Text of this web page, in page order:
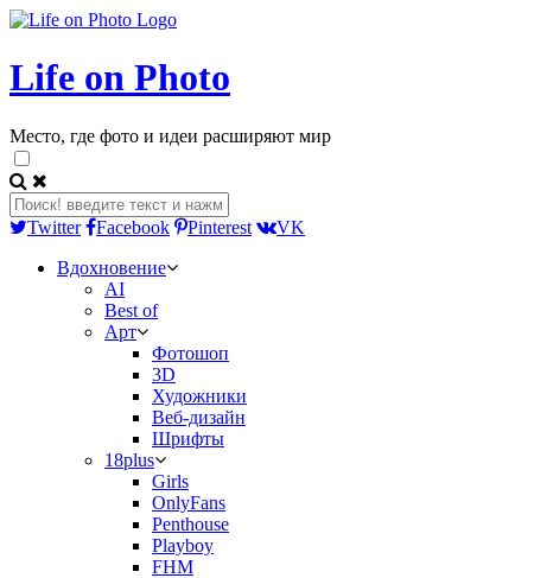
Life on Photo
Место, где фото и идеи расширяют мир
Twitter Facebook Pinterest
VK
Вдохновение
AI
Best of
Арт
Фотошоп
3D
Художники
Веб-дизайн
Шрифты
18plus
Girls
OnlyFans
Penthouse
Playboy
FHM